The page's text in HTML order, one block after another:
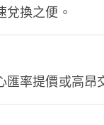
兌換之便。
匯率提價或高昂